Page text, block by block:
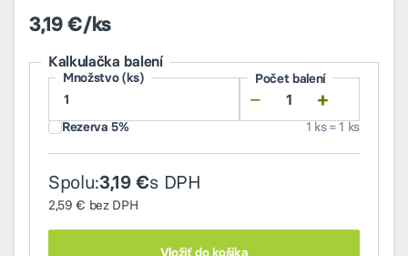
3,19 €/ks
Kalkulačka balení
Množstvo (ks) Počet balení
− +
Rezerva 5% 1 ks = 1 ks
Spolu:3,19 €s DPH
2,59 € bez DPH
Vložiť do košíka